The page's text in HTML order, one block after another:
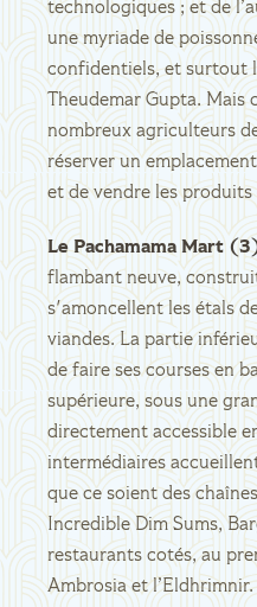
technologiques ; et de
une myriade de
confidentiels, et surtout
Theudemar Gupta. Mais
nombreux agriculteurs
réserver un
et de vendre les produits
Le Pachamama Mart
flambant neuve,
s'amoncellent les étals
viandes. La partie
de faire ses courses en
supérieure, sous une
directement accessible
intermédiaires
que ce soient des
Incredible Dim Sums,
restaurants cotés, au
Ambrosia et l’Eldhrimnir.